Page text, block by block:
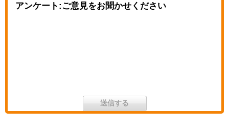
アンケート:ご意見をお聞かせください